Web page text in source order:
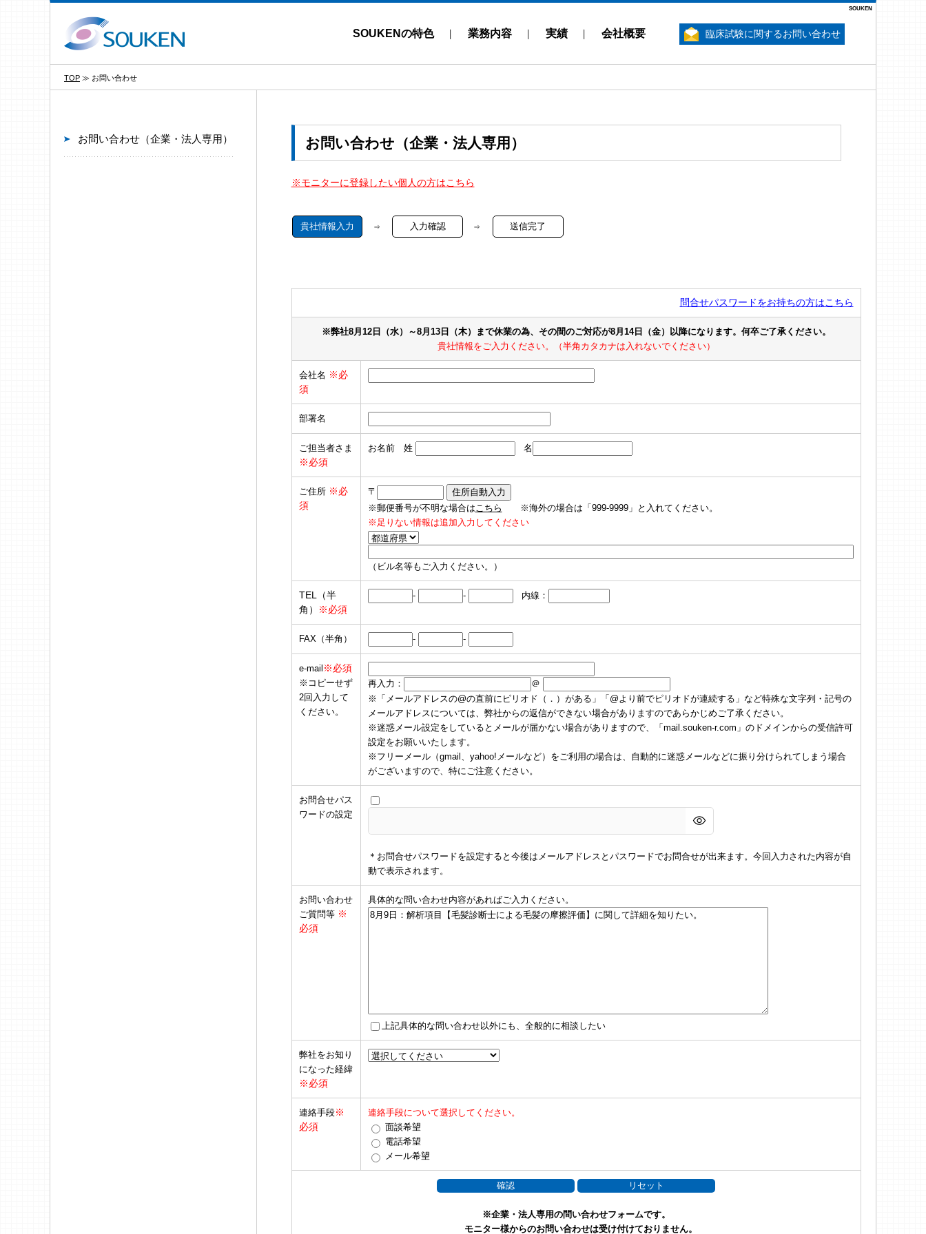
SOUKEN
SOUKENの特色 業務内容 実績 会社概要 臨床試験に関するお問い合わせ
TOP ≫ お問い合わせ
お問い合わせ（企業・法人専用）
※モニターに登録したい個人の方はこちら
貴社情報入力 ⇒ 入力確認 ⇒ 送信完了
問合せパスワードをお持ちの方はこちら
※弊社8月12日（水）～8月13日（木）まで休業の為、その間のご対応が8月14日（金）以降になります。何卒ご了承ください。
貴社情報をご入力ください。（半角カタカナは入れないでください）
会社名 ※必
須
部署名
ご担当者さま
※必須
お名前 姓 名
ご住所 ※必
須
〒
※郵便番号が不明な場合はこちら ※海外の場合は「999-9999」と入れてください。
※足りない情報は追加入力してください
（ビル名等もご入力ください。）
TEL（半
角）
※必須
- - 内線：
FAX（半角） - -
e-mail ※必須
※コピーせず
2回入力して
ください。
再入力：
＠
※「メールアドレスの@の直前にピリオド（．）がある」「@より前でピリオドが連続する」など特殊な文字列・記号の
メールアドレスについては、弊社からの返信ができない場合がありますのであらかじめご了承ください。
※迷惑メール設定をしているとメールが届かない場合がありますので、「mail.souken-r.com」のドメインからの受信許可
設定をお願いいたします。
※フリーメール（gmail、yahoo!メールなど）をご利用の場合は、自動的に迷惑メールなどに振り分けられてしまう場合
がございますので、特にご注意ください。
お問合せパス
ワードの設定
＊お問合せパスワードを設定すると今後はメールアドレスとパスワードでお問合せが出来ます。今回入力された内容が自
動で表示されます。
お問い合わせ
ご質問等 ※
必須
具体的な問い合わせ内容があればご入力ください。
上記具体的な問い合わせ以外にも、全般的に相談したい
弊社をお知り
になった経緯
※必須
連絡手段※
必須
連絡手段について選択してください。
面談希望
電話希望
メール希望
※企業・法人専用の問い合わせフォームです。
モニター様からのお問い合わせは受け付けておりません。
お問い合わせ（企業・法人専用）